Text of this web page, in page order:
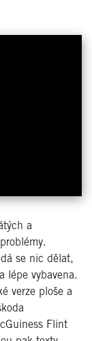
a
se nic dělat,
lépe vybavena.
verze ploše a
Flint